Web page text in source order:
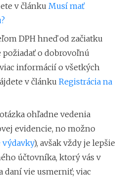
v článku Musí mať
DPH hneď od začiatku
o dobrovoľnú
informácií o všetkých
v článku Registrácia na
ohľadne vedenia
evidencie, no možno
výdavky), avšak vždy je lepšie
účtovníka, ktorý vás v
daní vie usmerniť; viac